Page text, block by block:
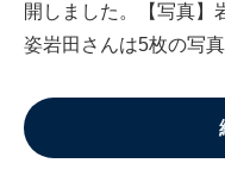
開しました。【写真】
姿岩田さんは5枚の写